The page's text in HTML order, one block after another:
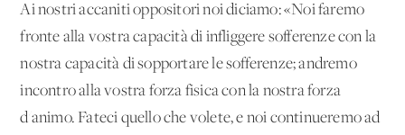
Ai nostri accaniti oppositori noi diciamo: «Noi faremo
fronte alla vostra capacità di infliggere sofferenze con la
nostra capacità di sopportare le sofferenze; andremo
incontro alla vostra forza fisica con la nostra forza
d'animo. Fateci quello che volete, e noi continueremo ad